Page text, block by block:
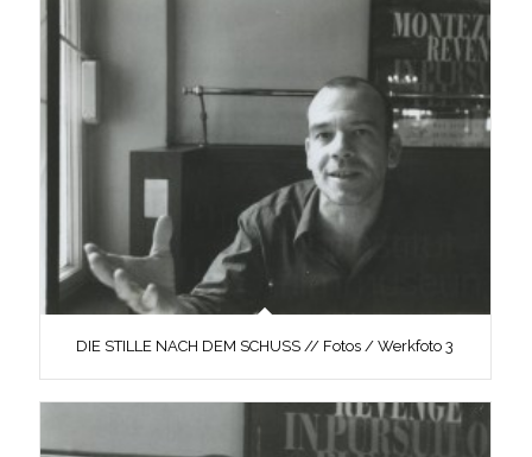
DIE STILLE NACH DEM SCHUSS // Fotos / Werkfoto 3